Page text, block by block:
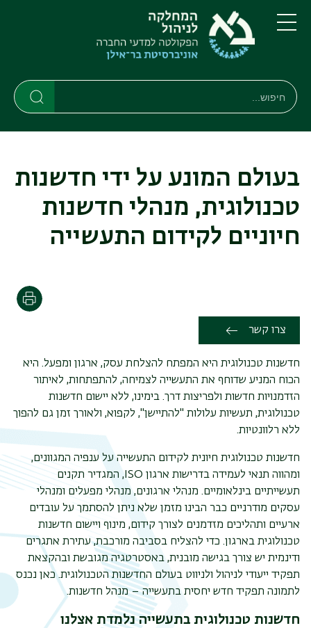
דילוג
העיקרי
דילוג
ניווט
ראשי
תפריט
חיפוש
Search
בעולם המונע על ידי חדשנות
טכנולוגית, מנהלי חדשנות
חיוניים לקידום התעשייה
צרו קשר
חדשנות טכנולוגית היא המפתח להצלחת עסק, ארגון ומפעל. היא
הכוח המניע שדוחף את התעשייה לצמיחה, להתפתחות, לאיתור
הזדמנויות חדשות ולפריצות דרך. בימינו, ללא יישום חדשנות
טכנולוגית, תעשיות עלולות "להתיישן", לקפוא, ולאורך זמן גם להפוך
ללא רלוונטיות.
חדשנות טכנולוגית חיונית לקידום התעשייה על ענפיה המגוונים,
ומהווה תנאי לעמידה בדרישות ארגון ISO , המגדיר תקנים
תעשייתיים בינלאומיים. מנהלי ארגונים, מנהלי מפעלים ומנהלי
עסקים מודרניים כבר הבינו מזמן שלא ניתן להסתמך על עובדים
ארעיים ותהליכים מזדמנים לצורך קידום, מינוף ויישום חדשנות
טכנולוגית בארגון. כדי להצליח בסביבה מורכבת, עתירת אתגרים
ודינמית יש צורך בגישה מובנית, באסטרטגיה מגובשת ובהקצאת
תפקיד ייעודי לניהול ולניווט בעולם החדשנות הטכנולוגית. כאן נכנס
לתמונה תפקיד חדש יחסית בתעשייה – מנהל חדשנות.
חדשנות טכנולוגית בתעשייה נלמדת אצלנו